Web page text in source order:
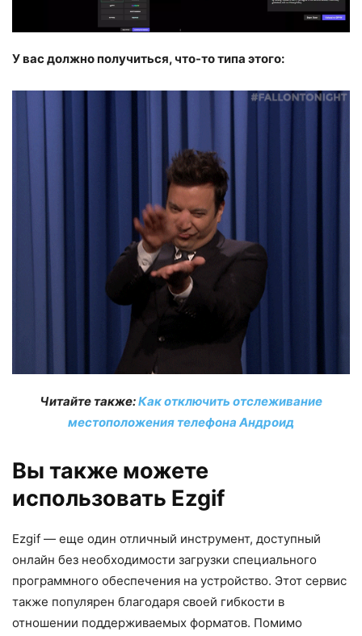
У вас должно получиться, что-то типа этого:
Читайте также:Как отключить отслеживание
местоположения телефона Андроид
Вы также можете
использовать Ezgif
Ezgif — еще один отличный инструмент, доступный
онлайн без необходимости загрузки специального
программного обеспечения на устройство. Этот сервис
также популярен благодаря своей гибкости в
отношении поддерживаемых форматов. Помимо